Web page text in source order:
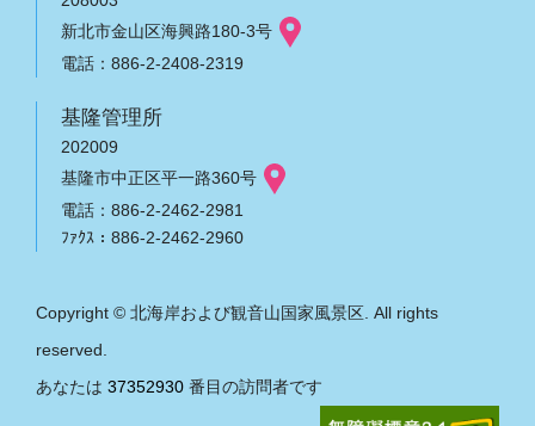
新北市金山区海興路180-3号
電話：886-2-2408-2319
基隆管理所
202009
基隆市中正区平一路360号
電話：886-2-2462-2981
ﾌｧｸｽ：886-2-2462-2960
Copyright © 北海岸および観音山国家風景区. All rights
reserved.
あなたは 37352930 番目の訪問者です